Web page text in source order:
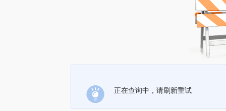
正在查询中，请刷新重试